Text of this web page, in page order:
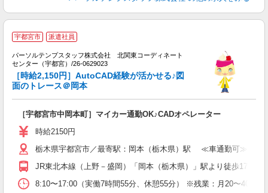
宇都宮市 派遣社員
パーソルテンプスタッフ株式会社 北関東コーディネート
センター（宇都宮）/26-0629023
［時給2,150円］AutoCAD経験が活かせる♪図
面のトレース＠岡本
［宇都宮市中岡本町］マイカー通勤OK♪CADオペレーター
時給2150円
栃木県宇都宮市／最寄駅：岡本（栃木県）駅 ≪車通勤可≫ 徒歩
JR東北本線（上野－盛岡）「岡本（栃木県）」駅より徒歩17分
8:10〜17:00（実働7時間55分、休憩55分） ※残業：月20〜40時